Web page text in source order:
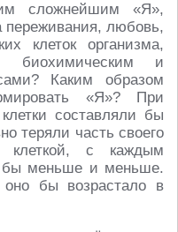
сложнейшим «Я»,
любовь,
клеток организма,
биохимическим и
Каким образом
«Я»? При
составляли бы
теряли часть своего
с каждым
бы меньше и меньше.
оно бы возрастало в